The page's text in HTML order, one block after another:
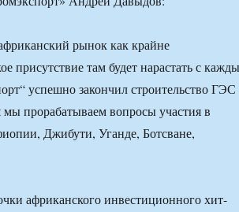
рынок как крайне
присутствие там будет нарастать с
успешно закончил строительство ГЭС
прорабатываем вопросы участия в
Джибути, Уганде, Ботсване,
африканского инвестиционного хит-